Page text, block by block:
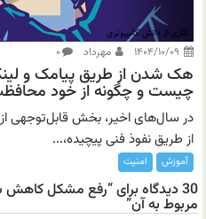
مهرداد ۰
هک شدن از طریق پیامک و
چیست و چگونه از خود
در سال‌های اخیر، بخش قابل‌توجهی از
از طریق نفوذ فنی پیچیده،...
آموزش امنیت
30 دیدگاه برای “رفع مشکل
مربوط به آن”